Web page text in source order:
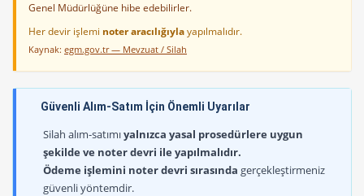
Genel Müdürlüğüne hibe edebilirler.
Her devir işlemi noter aracılığıylayapılmalıdır.
Kaynak: egm.gov.tr — Mevzuat / Silah
Güvenli Alım-Satım İçin Önemli Uyarılar
Silah alım-satımıyalnızca yasal prosedürlere uygun
şekilde ve noter devri ile yapılmalıdır.
Ödeme işlemini noter devri sırasında gerçekleştirmeniz
güvenli yöntemdir.